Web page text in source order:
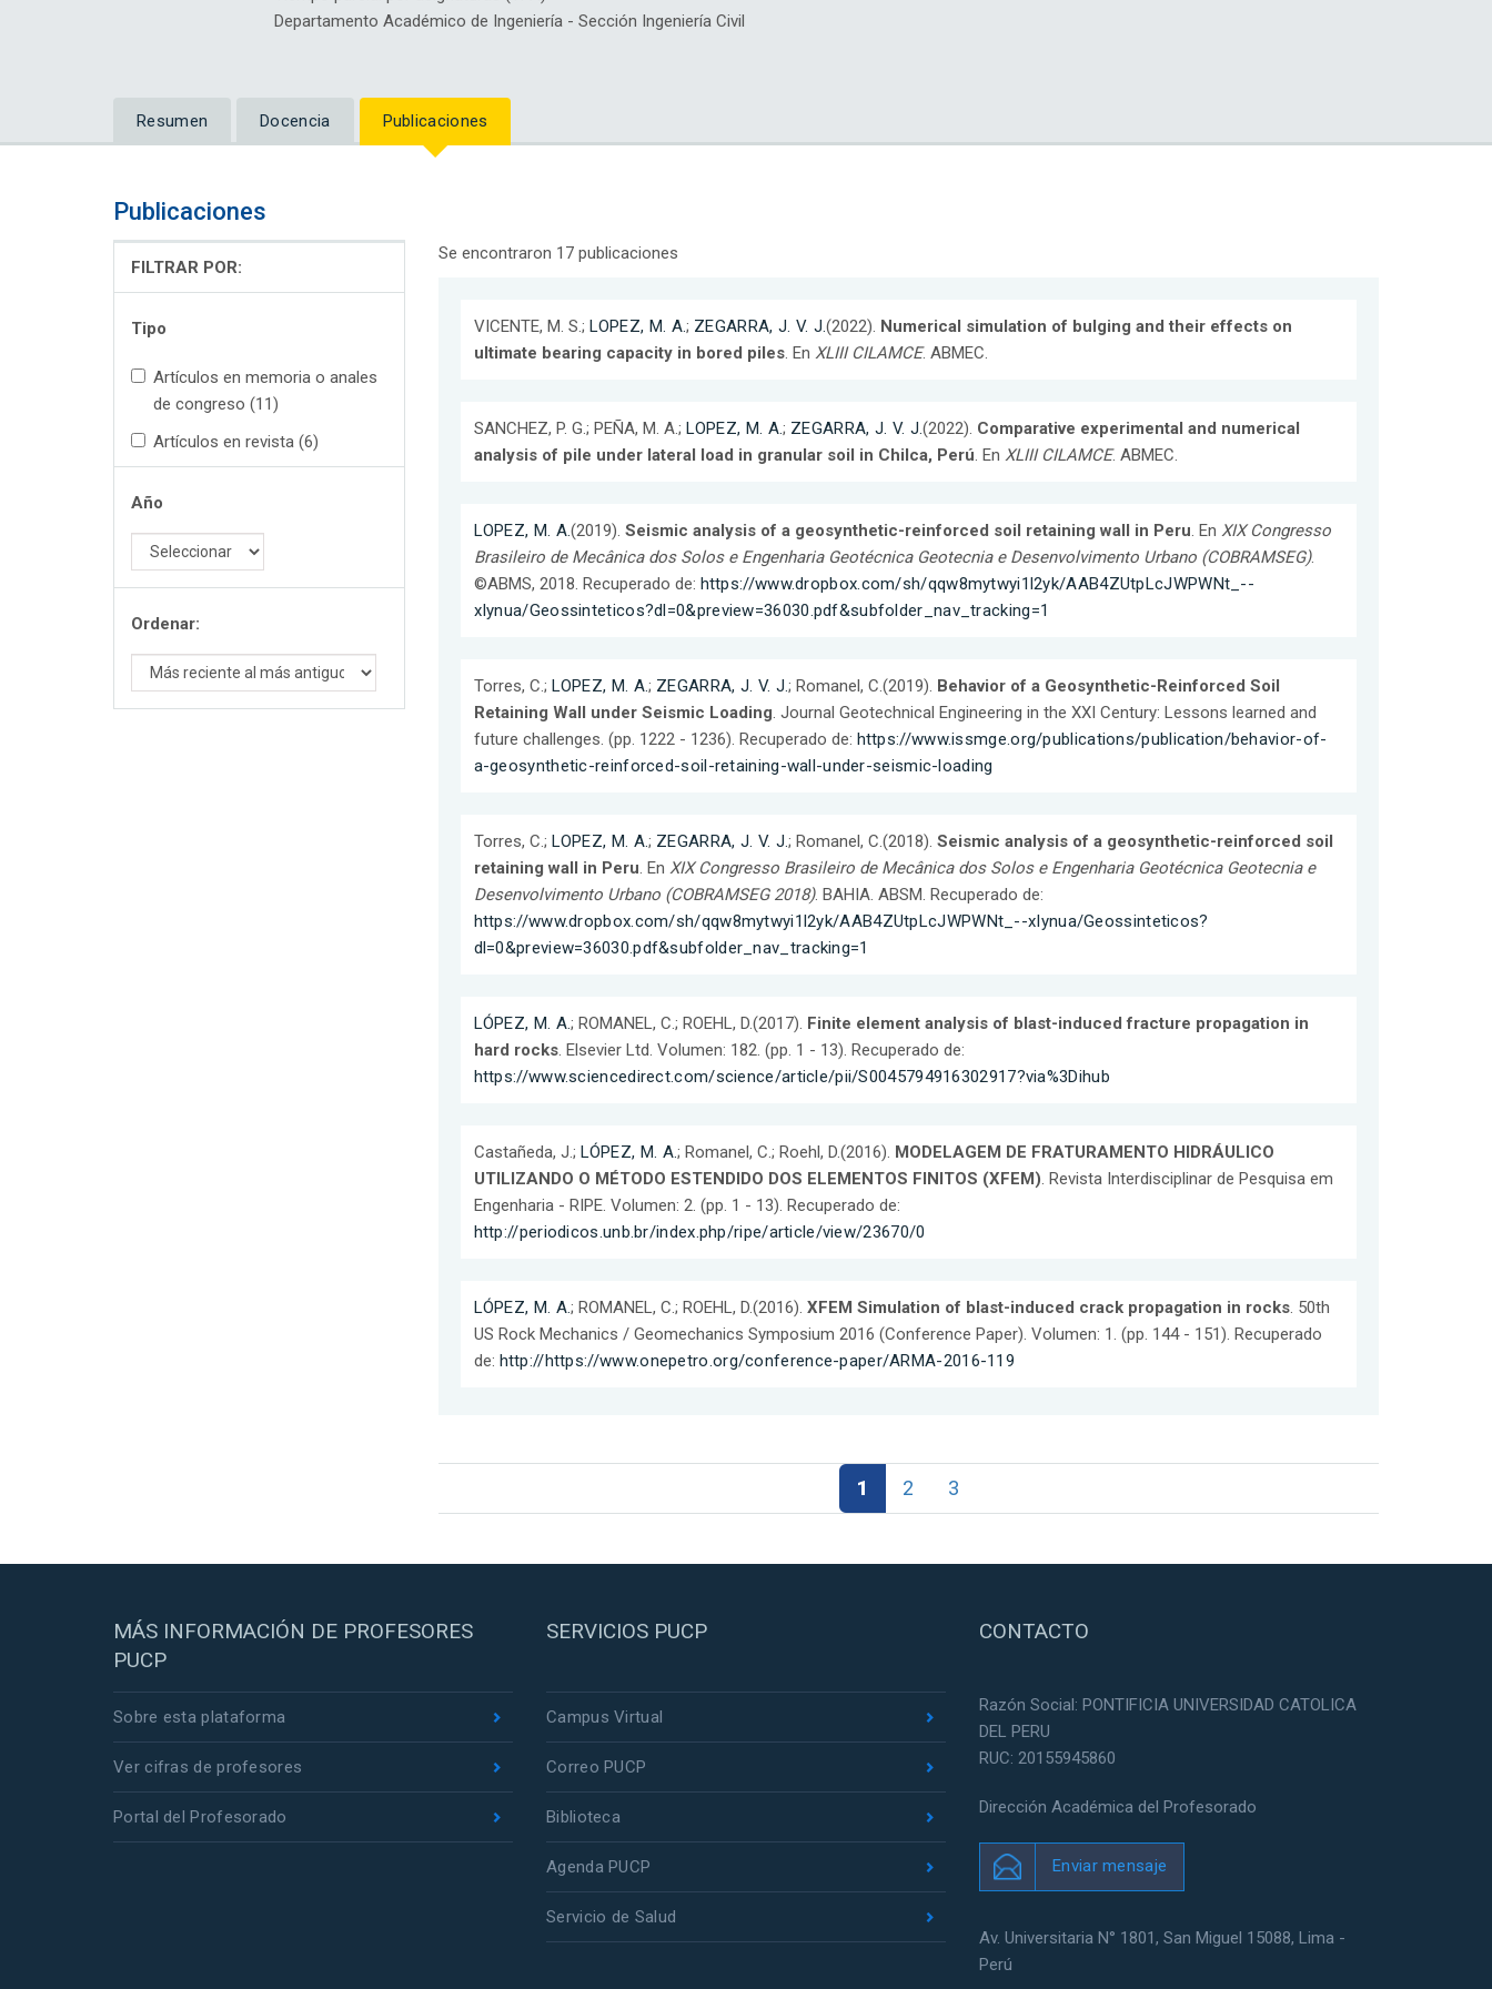
Departamento Académico de Ingeniería - Sección Ingeniería Civil
Resumen Docencia Publicaciones
Publicaciones
FILTRAR POR:
Tipo
Artículos en memoria o anales
de congreso (11)
Artículos en revista (6)
Año
Ordenar:
Se encontraron 17 publicaciones
VICENTE, M. S.; LOPEZ, M. A.; ZEGARRA, J. V. J.(2022). Numerical simulation of bulging and their effects on
ultimate bearing capacity in bored piles. En XLIII CILAMCE. ABMEC.
SANCHEZ, P. G.; PEÑA, M. A.; LOPEZ, M. A.; ZEGARRA, J. V. J.(2022). Comparative experimental and numerical
analysis of pile under lateral load in granular soil in Chilca, Perú. En XLIII CILAMCE. ABMEC.
LOPEZ, M. A.(2019).Seismic analysis of a geosynthetic-reinforced soil retaining wall in Peru. EnXIX Congresso
Brasileiro de Mecânica dos Solos e Engenharia Geotécnica Geotecnia e Desenvolvimento Urbano (COBRAMSEG).
©ABMS, 2018. Recuperado de: https://www.dropbox.com/sh/qqw8mytwyi1l2yk/AAB4ZUtpLcJWPWNt_--
xIynua/Geossinteticos?dl=0&preview=36030.pdf&subfolder_nav_tracking=1
Torres, C.; LOPEZ, M. A.; ZEGARRA, J. V. J.; Romanel, C.(2019). Behavior of a Geosynthetic-Reinforced Soil
Retaining Wall under Seismic Loading. Journal Geotechnical Engineering in the XXI Century: Lessons learned and
future challenges. (pp. 1222 - 1236). Recuperado de: https://www.issmge.org/publications/publication/behavior-of-
a-geosynthetic-reinforced-soil-retaining-wall-under-seismic-loading
Torres, C.; LOPEZ, M. A.; ZEGARRA, J. V. J.; Romanel, C.(2018).Seismic analysis of a geosynthetic-reinforced soil
retaining wall in Peru. En XIX Congresso Brasileiro de Mecânica dos Solos e Engenharia Geotécnica Geotecnia e
Desenvolvimento Urbano (COBRAMSEG 2018). BAHIA. ABSM. Recuperado de:
https://www.dropbox.com/sh/qqw8mytwyi1l2yk/AAB4ZUtpLcJWPWNt_--xIynua/Geossinteticos?
dl=0&preview=36030.pdf&subfolder_nav_tracking=1
LÓPEZ, M. A.; ROMANEL, C.; ROEHL, D.(2017). Finite element analysis of blast-induced fracture propagation in
hard rocks. Elsevier Ltd. Volumen: 182. (pp. 1 - 13). Recuperado de:
https://www.sciencedirect.com/science/article/pii/S0045794916302917?via%3Dihub
Castañeda, J.; LÓPEZ, M. A.; Romanel, C.; Roehl, D.(2016). MODELAGEM DE FRATURAMENTO HIDRÁULICO
UTILIZANDO O MÉTODO ESTENDIDO DOS ELEMENTOS FINITOS (XFEM). Revista Interdisciplinar de Pesquisa em
Engenharia - RIPE. Volumen: 2. (pp. 1 - 13). Recuperado de:
http://periodicos.unb.br/index.php/ripe/article/view/23670/0
LÓPEZ, M. A.; ROMANEL, C.; ROEHL, D.(2016).XFEM Simulation of blast-induced crack propagation in rocks. 50th
US Rock Mechanics / Geomechanics Symposium 2016 (Conference Paper). Volumen: 1. (pp. 144 - 151). Recuperado
de: http://https://www.onepetro.org/conference-paper/ARMA-2016-119
1 2 3
MÁS INFORMACIÓN DE PROFESORES
PUCP
Sobre esta plataforma
Ver cifras de profesores
Portal del Profesorado
SERVICIOS PUCP
Campus Virtual
Correo PUCP
Biblioteca
Agenda PUCP
Servicio de Salud
CONTACTO
Razón Social: PONTIFICIA UNIVERSIDAD CATOLICA
DEL PERU
RUC: 20155945860
Dirección Académica del Profesorado
Enviar mensaje
Av. Universitaria N° 1801, San Miguel 15088, Lima -
Perú